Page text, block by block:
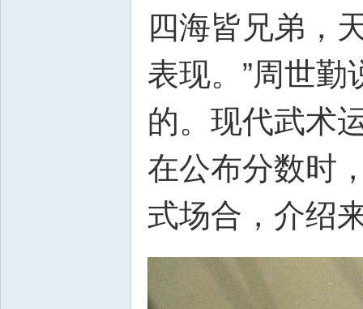
四海皆兄弟，
表现。”周世
的。现代武术
在公布分数时
式场合，介绍